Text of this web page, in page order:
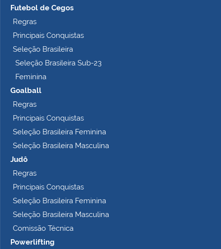
m
e
t
Futebol de Cegos
Regras
Principais Conquistas
Seleção Brasileira
Seleção Brasileira Sub-23
Feminina
Goalball
Regras
Principais Conquistas
Seleção Brasileira Feminina
Seleção Brasileira Masculina
Judô
Regras
Principais Conquistas
Seleção Brasileira Feminina
Seleção Brasileira Masculina
Comissão Técnica
Powerlifting